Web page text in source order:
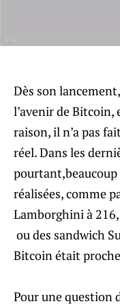
Dès son
l’avenir de Bitcoin,
raison, il n’a pas
réel. Dans les
réalisées, comme
Lamborghini à
ou des sandwich
Bitcoin était
Pour une question